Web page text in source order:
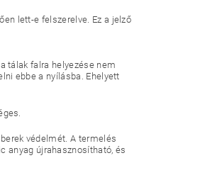
lett-e felszerelve. Ez a jelző
tálak falra helyezése nem
ebbe a nyílásba. Ehelyett
védelmét. A termelés
anyag újrahasznosítható, és